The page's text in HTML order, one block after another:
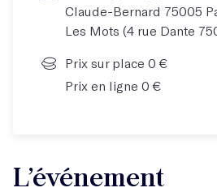
Claude-Bernard 75005
Les Mots (4 rue Dante
Prix sur place 0 €
Prix en ligne 0 €
L’événement